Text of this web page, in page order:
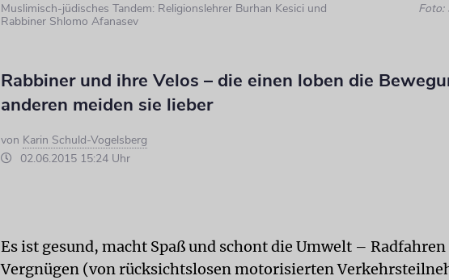
Muslimisch-jüdisches Tandem: Religionslehrer Burhan Kesici und
Rabbiner Shlomo Afanasev
Foto:
Rabbiner und ihre Velos – die einen loben die
anderen meiden sie lieber
von Karin Schuld-Vogelsberg
02.06.2015 15:24 Uhr
Es ist gesund, macht Spaß und schont die Umwelt –
Vergnügen (von rücksichtslosen motorisierten